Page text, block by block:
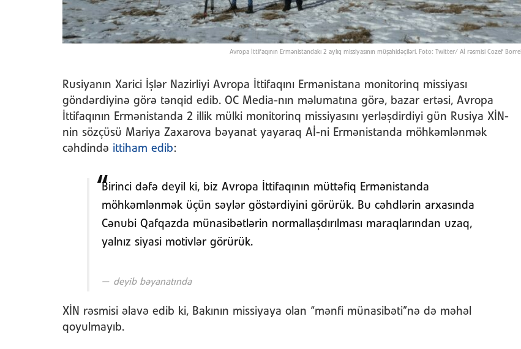
Avropa İttifaqının Ermənistandakı 2 aylıq missiyasının müşahidəçiləri. Foto: Twitter/ Aİ rəsmisi Cozef Borrel
Rusiyanın Xarici İşlər Nazirliyi Avropa İttifaqını Ermənistana monitorinq missiyası
göndərdiyinə görə tənqid edib. OC Media-nın məlumatına görə, bazar ertəsi, Avropa
İttifaqının Ermənistanda 2 illik mülki monitorinq missiyasını yerləşdirdiyi gün Rusiya XİN-
nin sözçüsü Mariya Zaxarova bəyanat yayaraq Aİ-ni Ermənistanda möhkəmlənmək
cəhdində ittiham edib:
Birinci dəfə deyil ki, biz Avropa İttifaqının müttəfiq Ermənistanda
möhkəmlənmək üçün səylər göstərdiyini görürük. Bu cəhdlərin arxasında
Cənubi Qafqazda münasibətlərin normallaşdırılması maraqlarından uzaq,
yalnız siyasi motivlər görürük.
deyib bəyanatında
XİN rəsmisi əlavə edib ki, Bakının missiyaya olan “mənfi münasibəti”nə də məhəl
qoyulmayıb.